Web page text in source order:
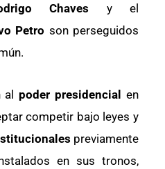
Chaves y el
Petro son perseguidos
al poder presidencial en
competir bajo leyes y
previamente
en sus tronos,